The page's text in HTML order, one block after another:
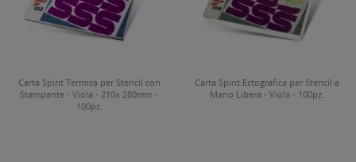
Carta Spirit Termica per Stencil con
Stampante - Viola - 210x 280mm -
100pz.
Carta Spirit Ectografica per Stencil a
Mano Libera - Viola - 100pz.